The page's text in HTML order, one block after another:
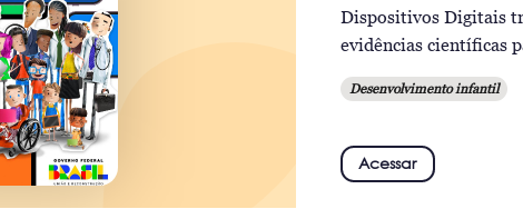
Dispositivos Digitais
evidências científicas
Desenvolvimento infantil
Acessar